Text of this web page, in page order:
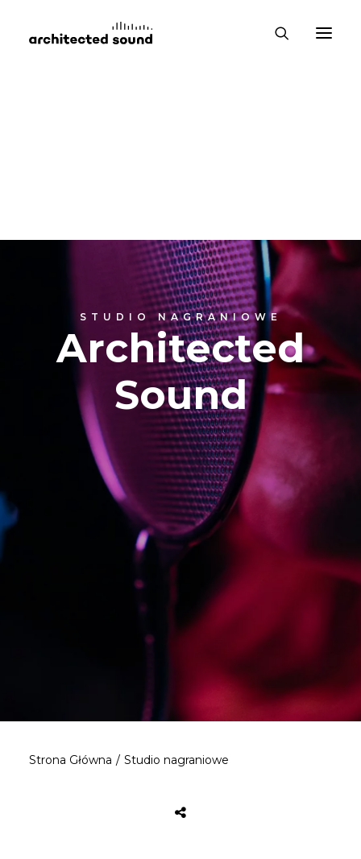
STUDIO NAGRANIOWE
Architected
Sound
Strona Główna Studio nagraniowe